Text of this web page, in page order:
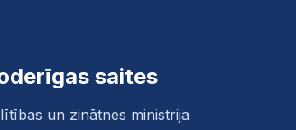
saites
un zinātnes ministrija